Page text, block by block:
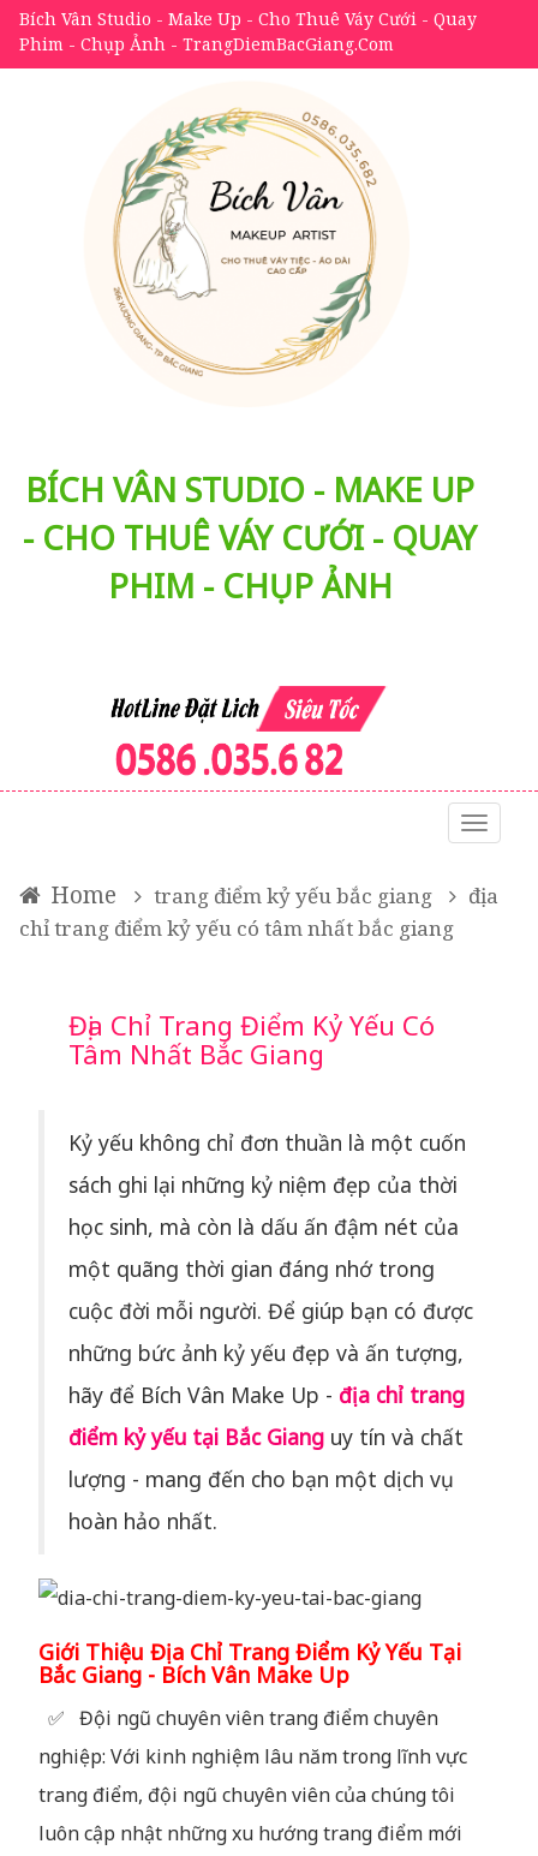
Bích Vân Studio - Make Up - Cho Thuê Váy Cưới - Quay
Phim - Chụp Ảnh - TrangDiemBacGiang.Com
BÍCH VÂN STUDIO - MAKE UP
- CHO THUÊ VÁY CƯỚI - QUAY
PHIM - CHỤP ẢNH
Đây
menu
Home trang điểm kỷ yếu bắc giang
địa
chỉ trang điểm kỷ yếu có tâm nhất bắc giang
Địa Chỉ Trang Điểm Kỷ Yếu Có
Tâm Nhất Bắc Giang
Kỷ yếu không chỉ đơn thuần là một cuốn
sách ghi lại những kỷ niệm đẹp của thời
học sinh, mà còn là dấu ấn đậm nét của
một quãng thời gian đáng nhớ trong
cuộc đời mỗi người. Để giúp bạn có được
những bức ảnh kỷ yếu đẹp và ấn tượng,
hãy để Bích Vân Make Up - địa chỉ trang
điểm kỷ yếu tại Bắc Gianguy tín và chất
lượng - mang đến cho bạn một dịch vụ
hoàn hảo nhất.
Giới Thiệu Địa Chỉ Trang Điểm Kỷ Yếu Tại
Bắc Giang - Bích Vân Make Up
✅ Đội ngũ chuyên viên trang điểm chuyên
nghiệp: Với kinh nghiệm lâu năm trong lĩnh vực
trang điểm, đội ngũ chuyên viên của chúng tôi
luôn cập nhật những xu hướng trang điểm mới